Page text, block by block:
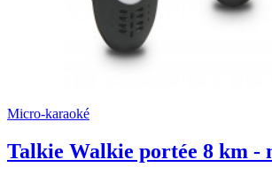
Micro-karaoké
Talkie Walkie portée 8 km -